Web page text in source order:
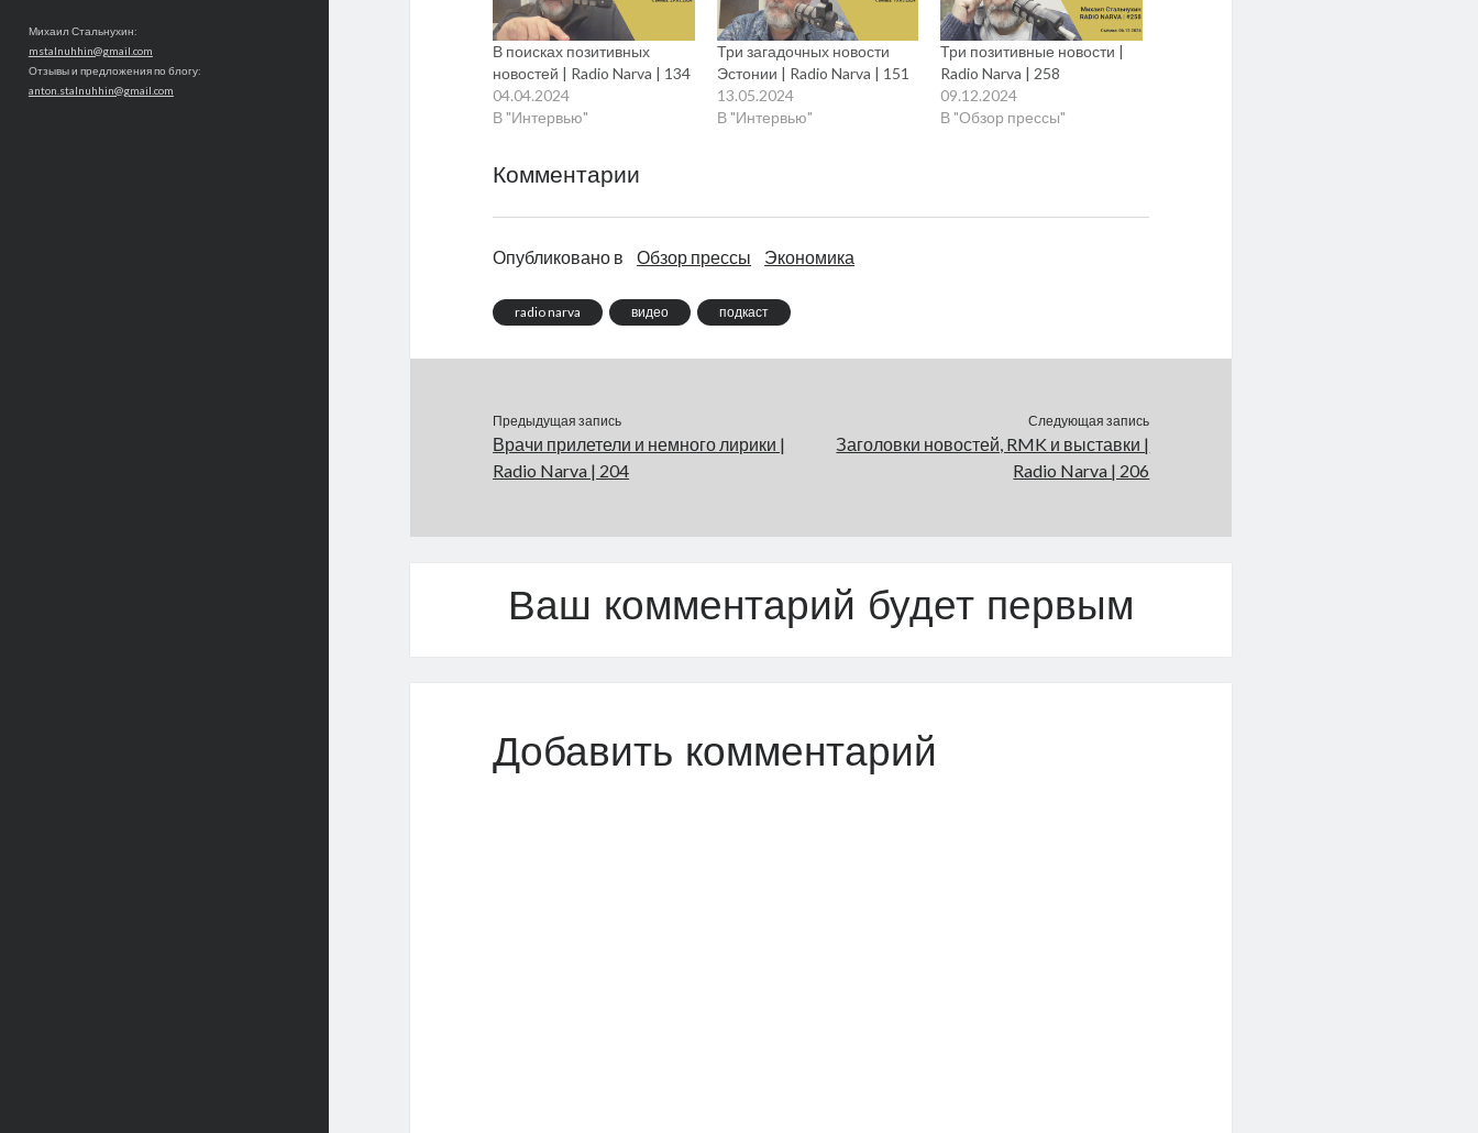
Михаил Стальнухин:
mstalnuhhin@gmail.com
Отзывы и предложения по блогу:
anton.stalnuhhin@gmail.com
В поисках позитивных
новостей | Radio Narva | 134
04.04.2024
В "Интервью"
Три загадочных новости
Эстонии | Radio Narva | 151
13.05.2024
В "Интервью"
Три позитивные новости |
Radio Narva | 258
09.12.2024
В "Обзор прессы"
Комментарии
Опубликовано в Обзор прессы Экономика
radio narva видео подкаст
Предыдущая запись
Врачи прилетели и немного лирики |
Radio Narva | 204
Следующая запись
Заголовки новостей, RMK и выставки |
Radio Narva | 206
Ваш комментарий будет первым
Добавить комментарий